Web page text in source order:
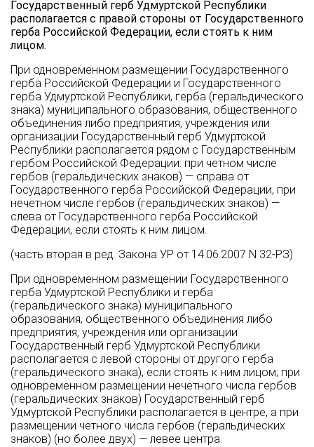
Государственный герб Удмуртской Республики
располагается с правой стороны от Государственного
герба Российской Федерации, если стоять к ним
лицом.
При одновременном размещении Государственного
герба Российской Федерации и Государственного
герба Удмуртской Республики, герба (геральдического
знака) муниципального образования, общественного
объединения либо предприятия, учреждения или
организации Государственный герб Удмуртской
Республики располагается рядом с Государственным
гербом Российской Федерации: при четном числе
гербов (геральдических знаков) — справа от
Государственного герба Российской Федерации, при
нечетном числе гербов (геральдических знаков) —
слева от Государственного герба Российской
Федерации, если стоять к ним лицом.
(часть вторая в ред. Закона УР от 14.06.2007 N 32-РЗ)
При одновременном размещении Государственного
герба Удмуртской Республики и герба
(геральдического знака) муниципального
образования, общественного объединения либо
предприятия, учреждения или организации
Государственный герб Удмуртской Республики
располагается с левой стороны от другого герба
(геральдического знака), если стоять к ним лицом; при
одновременном размещении нечетного числа гербов
(геральдических знаков) Государственный герб
Удмуртской Республики располагается в центре, а при
размещении четного числа гербов (геральдических
знаков) (но более двух) — левее центра.